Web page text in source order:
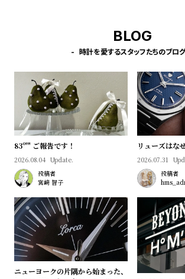
時
計
保
証
プ
ラ
ス
刻
印
サ
ー
ビ
ス
よ
く
お
問
BLOG
時計を愛するスタッフたちのブログ
83º'" ご報告です！
2026.08.04 Update.
投稿者
宮﨑 智子
リューズはな
2026.07.31
投稿者
ニューヨークの片隅から始まった、